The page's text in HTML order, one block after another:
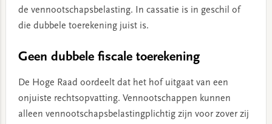
de vennootschapsbelasting. In cassatie is in geschil of
die dubbele toerekening juist is.
Geen dubbele fiscale toerekening
De Hoge Raad oordeelt dat het hof uitgaat van een
onjuiste rechtsopvatting. Vennootschappen kunnen
alleen vennootschapsbelastingplichtig zijn voor zover zij